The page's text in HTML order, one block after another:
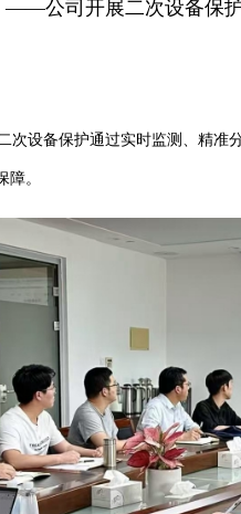
——公司开展二次设备保护
设备保护通过实时监测、精准
。